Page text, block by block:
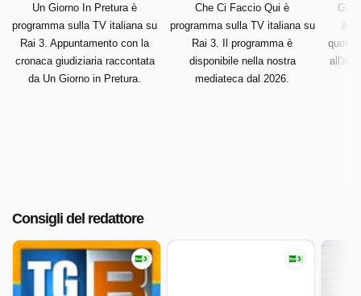
Un Giorno In Pretura è
programma sulla TV italiana su
Rai 3. Appuntamento con la
cronaca giudiziaria raccontata
da Un Giorno in Pretura.
Che Ci Faccio Qui è
programma sulla TV italiana su
Rai 3. Il programma è
disponibile nella nostra
mediateca dal 2026.
Geo
Consigli del redattore